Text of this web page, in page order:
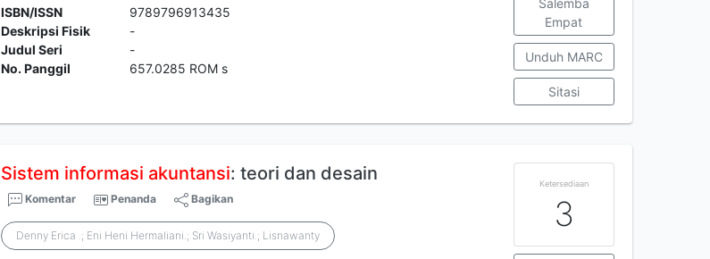
ISBN/ISSN
9789796913435
Deskripsi Fisik
-
Judul Seri
-
No. Panggil
657.0285 ROM s
Salemba
Empat
Unduh MARC
Sitasi
Sistem informasi akuntansi: teori dan desain
Komentar Penanda Bagikan
Denny Erica .; Eni Heni Hermaliani.; Sri Wasiyanti.; Lisnawanty
Ketersediaan
3